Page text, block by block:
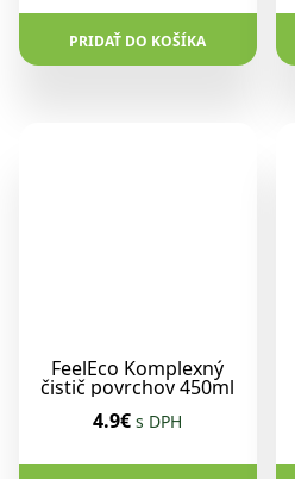
PRIDAŤ DO KOŠÍKA
FeelEco Komplexný
čistič povrchov 450ml
4.9€ s DPH